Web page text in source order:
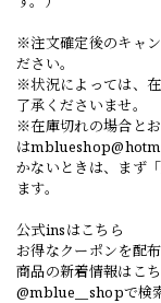
※注文確定後のキャ
ださい。
※状況によっては、
了承くださいませ。
※在庫切れの場合と
は
かないときは、まず
ます。
公式insはこちら
お得なクーポンを配布
商品の新着情報はこ
@mblue__shopで検